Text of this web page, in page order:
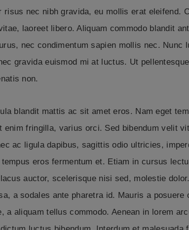
risus nec nibh gravida, eu mollis erat eleifend.
laoreet libero. Aliquam commodo blandit
nec condimentum sapien mollis nec. Nunc
gravida euismod mi at luctus. Ut
non.
blandit mattis ac sit amet eros. Nam eget
enim fringilla, varius orci. Sed bibendum velit
ac ligula dapibus, sagittis odio ultricies,
eros fermentum et. Etiam in cursus
auctor, scelerisque nisi sed, molestie
a sodales ante pharetra id. Mauris a posuere
a aliquam tellus commodo. Aenean in lorem